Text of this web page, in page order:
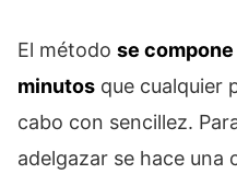
El método se
minutos que cualquier
cabo con sencillez.
adelgazar se hace